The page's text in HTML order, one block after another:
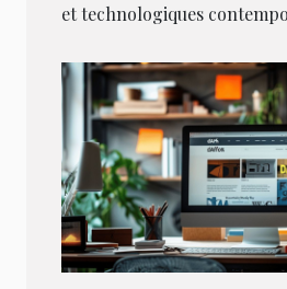
et technologiques